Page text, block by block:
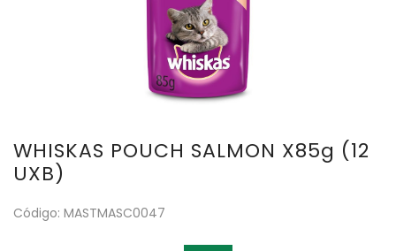
WHISKAS POUCH SALMON X85g (12
UXB)
Código: MASTMASC0047